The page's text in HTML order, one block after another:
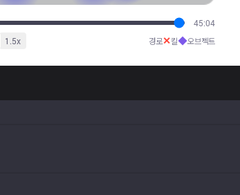
45:04
1.5x 경로✕킬◆오브젝트